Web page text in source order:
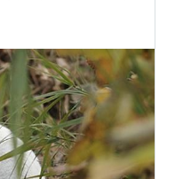
んで逆転されると